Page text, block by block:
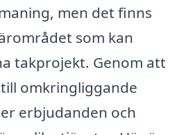
men det finns
som kan
takprojekt. Genom att
omkringliggande
erbjudanden och